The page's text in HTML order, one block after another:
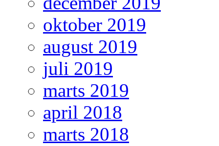
oktober 2019
august 2019
juli 2019
marts 2019
april 2018
marts 2018